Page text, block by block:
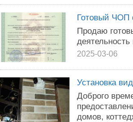
Готовый ЧОП
Продаю
2025-03-06
Установка
Доброго
домов,